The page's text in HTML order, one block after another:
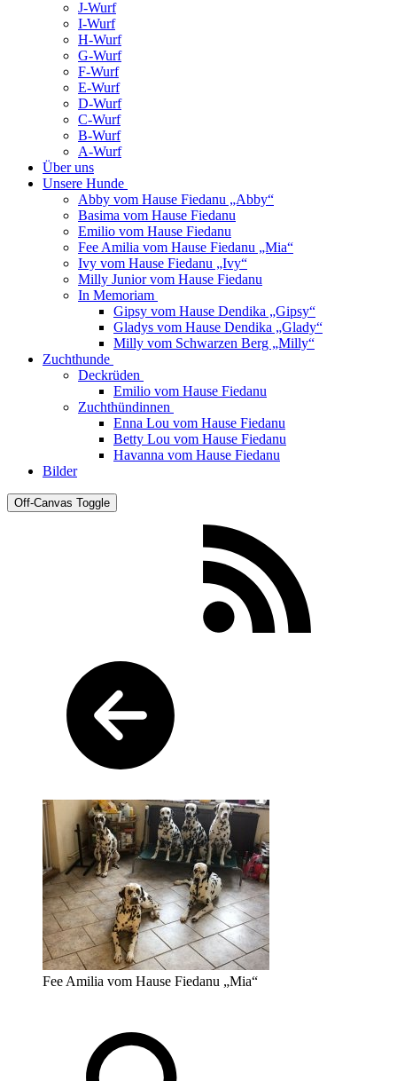
J-Wurf
I-Wurf
H-Wurf
G-Wurf
F-Wurf
E-Wurf
D-Wurf
C-Wurf
B-Wurf
A-Wurf
Über uns
Unsere Hunde
Abby vom Hause Fiedanu „Abby“
Basima vom Hause Fiedanu
Emilio vom Hause Fiedanu
Fee Amilia vom Hause Fiedanu „Mia“
Ivy vom Hause Fiedanu „Ivy“
Milly Junior vom Hause Fiedanu
In Memoriam
Gipsy vom Hause Dendika „Gipsy“
Gladys vom Hause Dendika „Glady“
Milly vom Schwarzen Berg „Milly“
Zuchthunde
Deckrüden
Emilio vom Hause Fiedanu
Zuchthündinnen
Enna Lou vom Hause Fiedanu
Betty Lou vom Hause Fiedanu
Havanna vom Hause Fiedanu
Bilder
Off-Canvas Toggle
Fee Amilia vom Hause Fiedanu „Mia“